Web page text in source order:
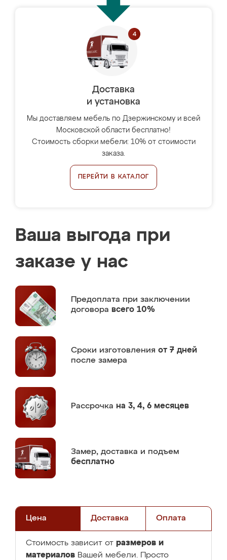
Доставка
и установка
Мы доставляем мебель по Дзержинскому и всей
Московской области бесплатно!
Стоимость сборки мебели: 10% от стоимости
заказа.
ПЕРЕЙТИ В КАТАЛОГ
Ваша выгода при
заказе у нас
Предоплата при заключении
договора всего 10%
Сроки изготовления от 7 дней
после замера
Рассрочка на 3, 4, 6 месяцев
Замер, доставка и подъем
бесплатно
Цена Доставка Оплата
Стоимость зависит от размеров и
материалов Вашей мебели. Просто